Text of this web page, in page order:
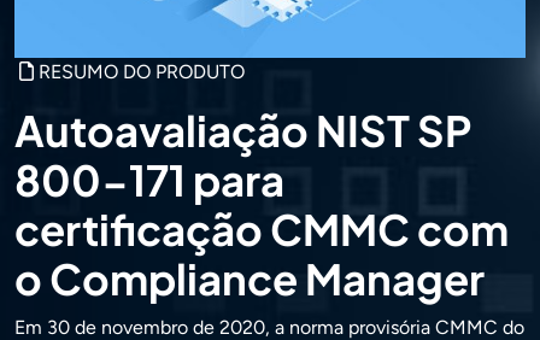
RESUMO DO PRODUTO
Autoavaliação NIST SP
800-171 para
certificação CMMC com
o Compliance Manager
Em 30 de novembro de 2020, a norma provisória CMMC do